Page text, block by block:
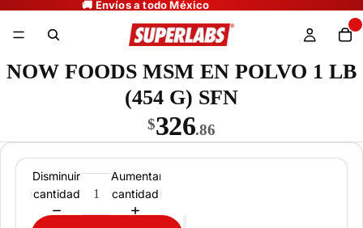
NOW FOODS MSM EN POLVO 1 LB
(454 G) SFN
$326.86
Disminuir
cantidad
Aumentar
cantidad